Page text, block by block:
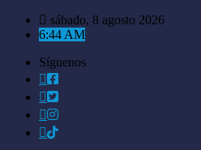
Saltar
sábado, 8 agosto 2026
6:44 AM
Síguenos